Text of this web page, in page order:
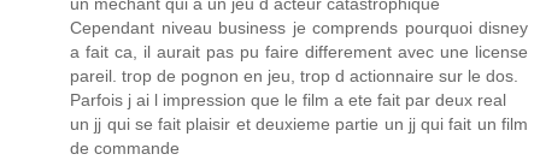
un mechant qui a un jeu d acteur catastrophique
Cependant niveau business je comprends pourquoi disney
a fait ca, il aurait pas pu faire differement avec une license
pareil. trop de pognon en jeu, trop d actionnaire sur le dos.
Parfois j ai l impression que le film a ete fait par deux real
un jj qui se fait plaisir et deuxieme partie un jj qui fait un film
de commande